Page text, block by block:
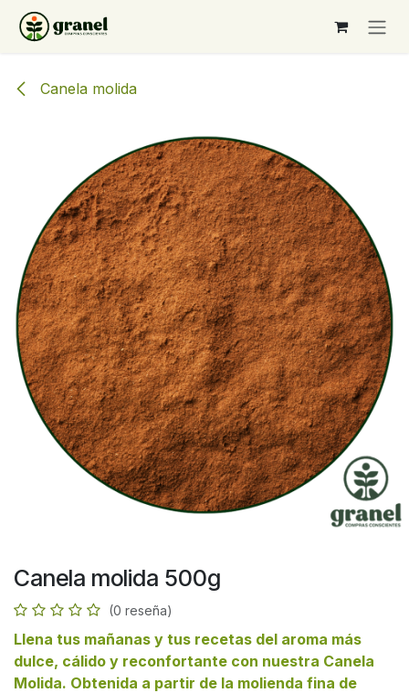
Ir al contenido
Canela molida
Canela molida 500g
(0 reseña)
Llena tus mañanas y tus recetas del aroma más
dulce, cálido y reconfortante con nuestra Canela
Molida. Obtenida a partir de la molienda fina de